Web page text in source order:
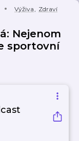
Výživa, Zdraví
Nejenom
sportovní